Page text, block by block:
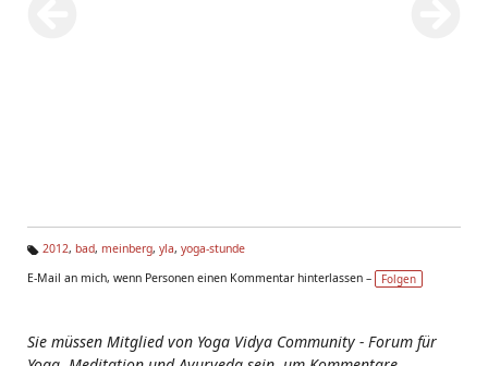
g
2012, bad, meinberg, yla, yoga-stunde
E-Mail an mich, wenn Personen einen Kommentar hinterlassen –
Folgen
Sie müssen Mitglied von Yoga Vidya Community - Forum für